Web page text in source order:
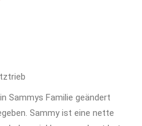
Sammys Familie geändert
Sammy ist eine nette